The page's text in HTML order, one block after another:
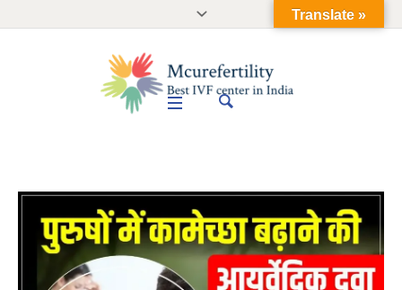
Translate »